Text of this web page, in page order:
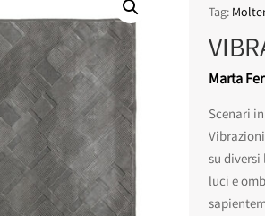
Tag:
Marta
Scenari
su
luci e